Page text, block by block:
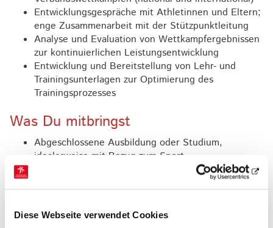
Diese Webseite verwendet Cookies
Entwicklungsgespräche mit Athletinnen und Eltern;
enge Zusammenarbeit mit der Stützpunktleitung
Analyse und Evaluation von Wettkampfergebnissen
zur kontinuierlichen Leistungsentwicklung
Entwicklung und Bereitstellung von Lehr- und
Trainingsunterlagen zur Optimierung des
Trainingsprozesses
Was Du mitbringst
Abgeschlossene Ausbildung oder Studium,
idealerweise mit Bezug zum Sport
Mindestens eine gültige B-Lizenz Rhythmische
Sportgymnastik und Bereitschaft zur Weiterbildung
Rhythmischen Sportgymnastik